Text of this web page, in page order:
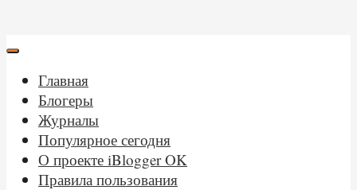
Главная
Блогеры
Журналы
Популярное сегодня
О проекте iBlogger OK
Правила пользования